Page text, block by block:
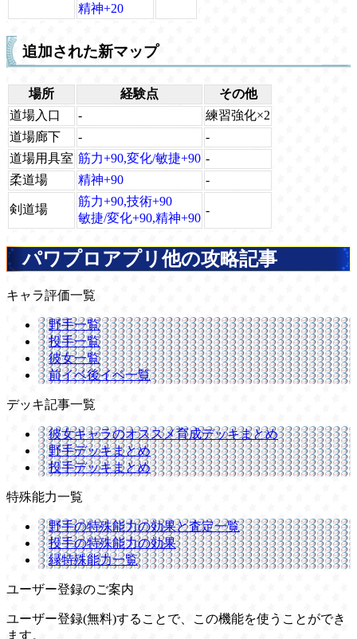
精神+20
追加された新マップ
場所 経験点
その他
道場入口
-
練習強化×2
道場廊下
-
-
道場用具室 筋力+90,変化/敏捷+90 -
柔道場
精神+90 -
剣道場
筋力+90,技術+90
敏捷/変化+90,精神+90
-
パワプロアプリ他の攻略記事
キャラ評価一覧
野手一覧
投手一覧
彼女一覧
前イベ後イベ一覧
デッキ記事一覧
彼女キャラのオススメ育成デッキまとめ
野手デッキまとめ
投手デッキまとめ
特殊能力一覧
野手の特殊能力の効果と査定一覧
投手の特殊能力の効果
緑特殊能力一覧
ユーザー登録のご案内
ユーザー登録(無料)することで、この機能を使うことができ
ます。